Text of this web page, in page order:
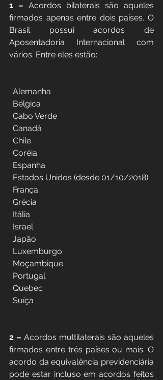
1 – Acordos bilaterais são aqueles
firmados apenas entre dois países. O
Brasil possui acordos de
Aposentadoria Internacional com
vários. Entre eles estão:
· Alemanha
· Bélgica
· Cabo Verde
· Canadá
· Chile
· Coréia
· Espanha
· Estados Unidos (desde 01/10/2018)
· França
· Grécia
· Itália
· Israel
· Japão
· Luxemburgo
· Moçambique
· Portugal
· Quebec
· Suíça
2 – Acordos multilaterais são aqueles
firmados entre três países ou mais. O
acordo da equivalência previdenciária
pode estar incluso em acordos feitos